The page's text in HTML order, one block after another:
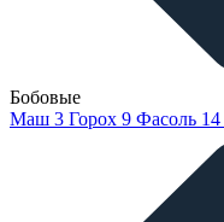
Бобовые
Маш 3 Горох 9 Фасоль 14